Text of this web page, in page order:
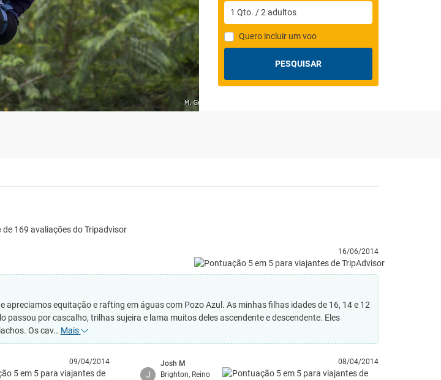
1 Qto. /2 adultos
Quero incluir um voo
PESQUISAR
de 169 avaliações do Tripadvisor
16/06/2014
apreciamos equitação e rafting em águas com Pozo Azul. As minhas filhas idades de 16, 14 e 12
passou por cascalho, trilhas sujeira e lama muitos deles ascendente e descendente. Eles
Os cav… Mais
09/04/2014
J
Josh M
Brighton, Reino
08/04/2014